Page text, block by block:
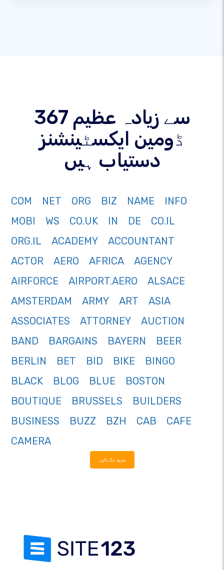
367 سے زیادہ عظیم
ڈومین ایکسٹینشنز
دستیاب ہیں
COM NET ORG BIZ NAME
INFO
MOBI
WS CO.UK IN DE
CO.IL
ORG.IL
ACADEMY
ACCOUNTANT
ACTOR
AERO AFRICA
AGENCY
AIRFORCE
AIRPORT.AERO
ALSACE
AMSTERDAM
ARMY ART
ASIA
ASSOCIATES
ATTORNEY
AUCTION
BAND
BARGAINS BAYERN
BEER
BERLIN
BET BID BIKE
BINGO
BLACK
BLOG BLUE
BOSTON
BOUTIQUE
BRUSSELS
BUILDERS
BUSINESS
BUZZ BZH CAB
CAFE
CAMERA
مزید دکھائیں